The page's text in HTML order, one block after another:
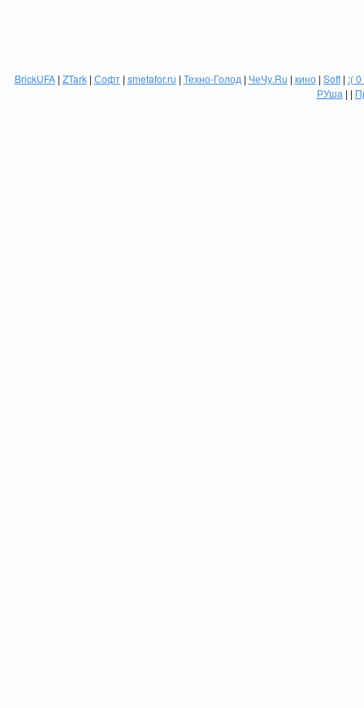
BrickUFA| ZTark| Софт| smetafor.ru | Техно-Голод | ЧеЧу.Ru | кино| Soft| :(
РУша | |